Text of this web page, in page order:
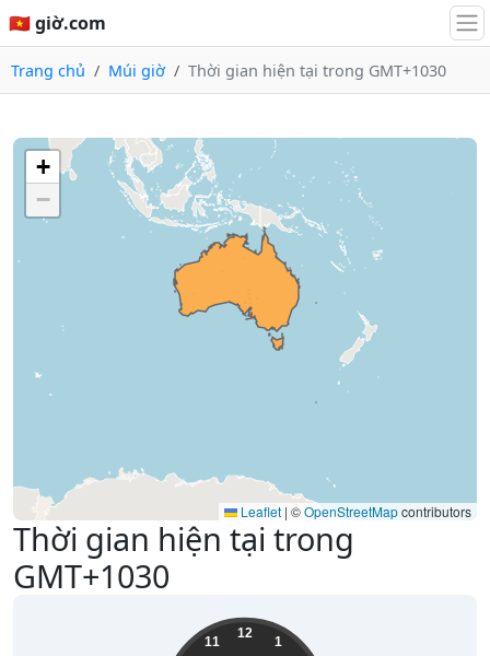
🇻🇳 giờ.com
Trang chủ Múi giờ Thời gian hiện tại trong GMT+1030
Thời gian hiện tại trong
GMT+1030
12
1
11
+
−
Leaflet | ©OpenStreetMapcontributors